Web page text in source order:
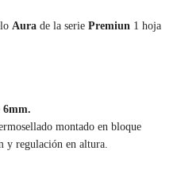
Aura de la serie Premiun 1 hoja
6mm.
montado en bloque
y regulación en altura.